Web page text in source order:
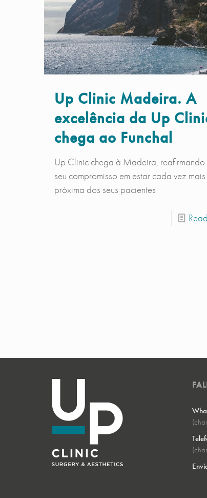
Up Clinic Madeira. A
excelência da Up
chega ao Funchal
Up Clinic chega à Madeira, reafirmando
seu compromisso em estar cada vez mais
próxima dos seus pacientes